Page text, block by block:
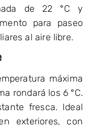
de 22 °C y
para paseo
al aire libre.
máxima
rondará los 6 °C.
fresca. Ideal
exteriores, con